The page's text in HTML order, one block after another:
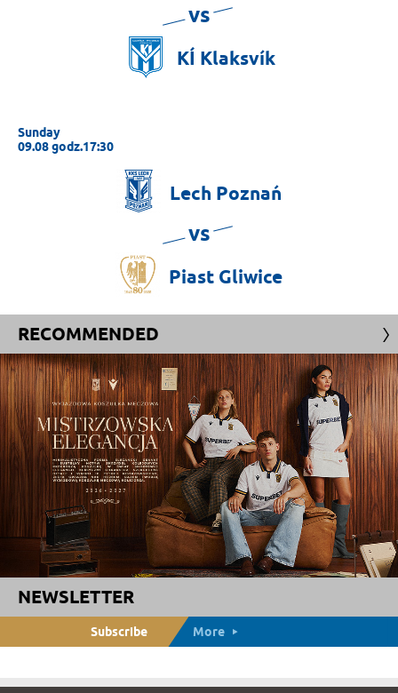
vs
KÍ Klaksvík
Sunday
09.08 godz.17:30
Lech Poznań
vs
Piast Gliwice
RECOMMENDED
NEWSLETTER
Subscribe More